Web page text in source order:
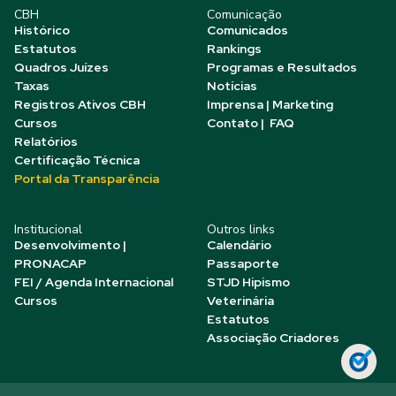
CBH
Histórico
Estatutos
Quadros Juízes
Taxas
Registros Ativos CBH
Cursos
Relatórios
Certificação Técnica
Portal da Transparência
Comunicação
Comunicados
Rankings
Programas e Resultados
Notícias
Imprensa | Marketing
Contato | FAQ
Institucional
Desenvolvimento |
PRONACAP
FEI / Agenda Internacional
Cursos
Outros links
Calendário
Passaporte
STJD Hipismo
Veterinária
Estatutos
Associação Criadores